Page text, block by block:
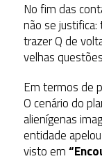
No fim das
não se
trazer Q de
velhas
Em termos de
O cenário do
alienígenas
entidade
visto em